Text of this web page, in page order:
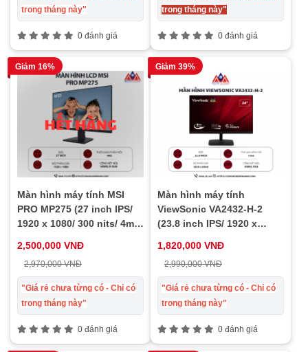
trong tháng này"
0 đánh giá
trong tháng này"
0 đánh giá
Giảm 16%
Màn hình máy tính MSI
PRO MP275 (27 inch IPS/
1920 x 1080/ 300 nits/ 4ms/
2,500,000 VNĐ
2,970,000 VNĐ
"Giá rẻ chưa từng có - Chỉ có
trong tháng này"
0 đánh giá
Giảm 39%
Màn hình máy tính
ViewSonic VA2432-H-2
(23.8 inch IPS/ 1920 x
100Hz), bảo hành 24 tháng
1,820,000 VNĐ
2,990,000 VNĐ
"Giá rẻ chưa từng có - Chỉ có
trong tháng này"
0 đánh giá